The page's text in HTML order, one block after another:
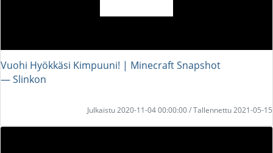
Vuohi Hyökkäsi Kimpuuni! | Minecraft Snapshot
― Slinkon
Julkaistu 2020-11-04 00:00:00 / Tallennettu 2021-05-15